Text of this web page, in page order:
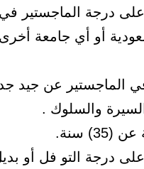
درجة الماجستير في
أو أي جامعة
درجة التو فل أو